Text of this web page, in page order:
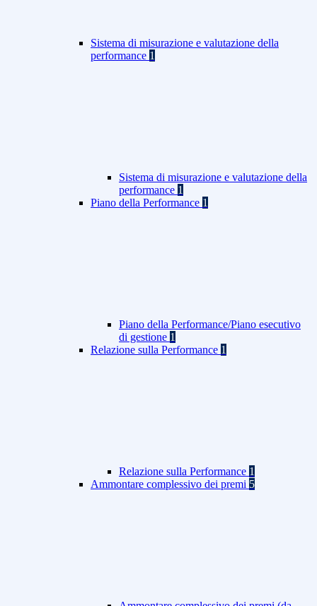
Sistema di misurazione e valutazione della
performance 1
Sistema di misurazione e valutazione della
performance 1
Piano della Performance 1
Piano della Performance/Piano esecutivo
di gestione 1
Relazione sulla Performance 1
Relazione sulla Performance 1
Ammontare complessivo dei premi 5